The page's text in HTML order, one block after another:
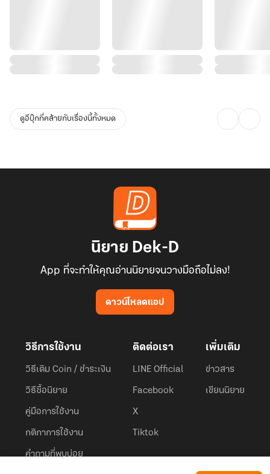
ดูอีบุ๊กที่คล้ายกับเรื่องนี้ทั้งหมด
นิยาย Dek-D
App ที่จะทำให้คุณอ่านนิยายจนวางมือถือไม่ลง!
ดาวน์โหลดแอป
วิธีการใช้งาน
วิธีเติม Coin / ชำระเงิน
วิธีซื้อนิยาย
คู่มือการใช้งาน
กติกาการใช้งาน
คำถามที่พบบ่อย
ติดต่อเรา
LINE Official
Facebook
X
Tiktok
เพิ่มเติม
ข่าวสาร
เขียนนิยาย